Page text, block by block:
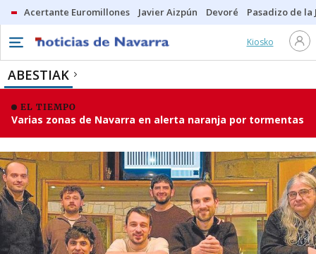
Acertante Euromillones Javier Aizpún Devoré Pasadizo de la
Kiosko
ABESTIAK
EL TIEMPO
Varias zonas de Navarra en alerta naranja por tormentas